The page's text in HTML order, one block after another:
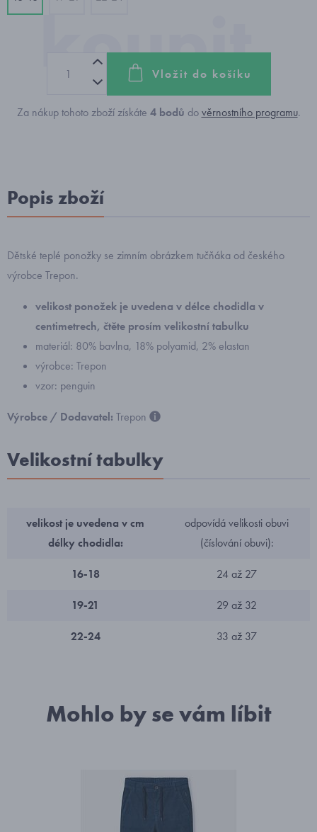
Vložit do košíku
Za nákup tohoto zboží získáte 4bodů dověrnostního programu.
Popis zboží
Dětské teplé ponožky se zimním obrázkem tučňáka od českého
výrobce Trepon.
velikost ponožek je uvedena v délce chodidla v
centimetrech, čtěte prosím velikostní tabulku
materiál: 80% bavlna, 18% polyamid, 2% elastan
výrobce: Trepon
vzor: penguin
Výrobce / Dodavatel: Trepon
Velikostní tabulky
velikost je uvedena v cm
délky chodidla:
odpovídá velikosti obuvi
(číslování obuvi):
16-18 24 až 27
19-21 29 až 32
22-24 33 až 37
Mohlo by se vám líbit